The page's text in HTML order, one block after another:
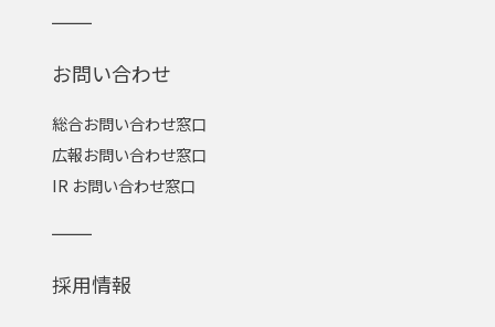
お問い合わせ
総合お問い合わせ窓口
広報お問い合わせ窓口
IR お問い合わせ窓口
採用情報